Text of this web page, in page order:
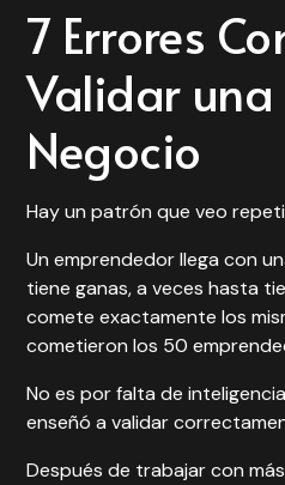
7 Errores
Validar
Negocio
Hay un patrón que veo
Un emprendedor llega con
tiene ganas, a veces hasta
comete exactamente los
cometieron los 50
No es por falta de
enseñó a validar
Después de trabajar con